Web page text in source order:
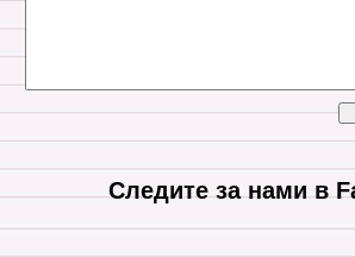
Следите за нами в